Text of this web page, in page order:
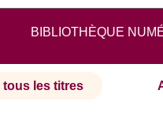
BIBLIOTHÈQUE
les titres